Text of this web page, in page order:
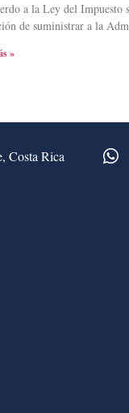
a la Ley del Impuesto
de suministrar a la
»
Costa Rica